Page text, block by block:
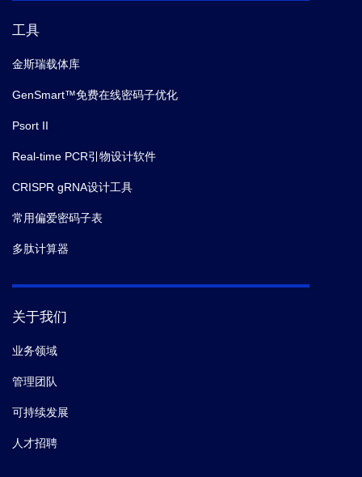
工具
金斯瑞载体库
GenSmart™免费在线密码子优化
Psort II
Real-time PCR引物设计软件
CRISPR gRNA设计工具
常用偏爱密码子表
多肽计算器
关于我们
业务领域
管理团队
可持续发展
人才招聘